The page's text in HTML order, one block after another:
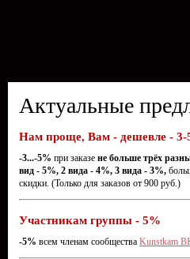
Актуальные
Нам проще, Вам - дешевле - 3-
-3...-5% при заказе не больше трёх
вид - 5%, 2 вида - 4%, 3 вида - 3%,
скидки. (Только для заказов от 900 руб.)
Участникам группы - 5%
-5% всем членам сообщества Kunstkam